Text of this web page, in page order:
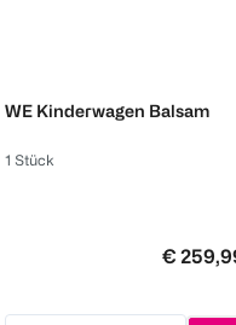
WE Kinderwagen Balsam
1 Stück
€